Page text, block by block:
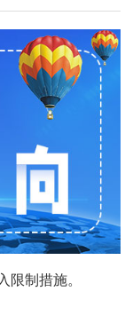
限制措施。